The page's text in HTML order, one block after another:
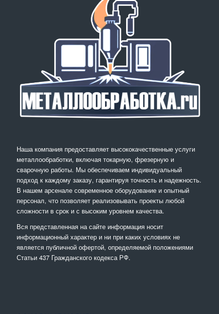
Наша компания предоставляет высококачественные услуги
металлообработки, включая токарную, фрезерную и
сварочную работы. Мы обеспечиваем индивидуальный
подход к каждому заказу, гарантируя точность и надежность.
В нашем арсенале современное оборудование и опытный
персонал, что позволяет реализовывать проекты любой
сложности в срок и с высоким уровнем качества.
Вся представленная на сайте информация носит
информационный характер и ни при каких условиях не
является публичной офертой, определяемой положениями
Статьи 437 Гражданского кодекса РФ.